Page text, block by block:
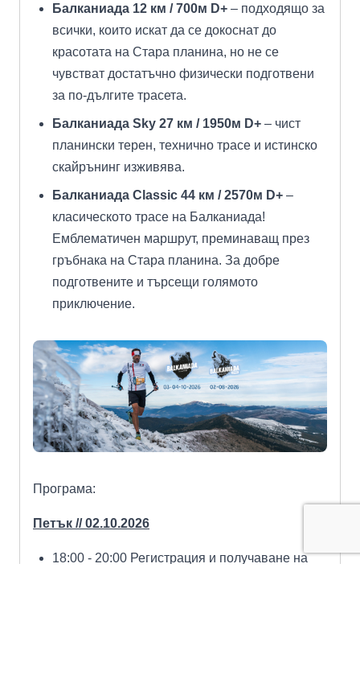
Балканиада 12 км / 700м D+ – подходящо за
всички, които искат да се докоснат до
красотата на Стара планина, но не се
чувстват достатъчно физически подготвени
за по-дългите трасета.
Балканиада Sky 27 км / 1950м D+ – чист
планински терен, технично трасе и истинско
скайрънинг изживява.
Балканиада Classic 44 км / 2570м D+ –
класическото трасе на Балканиада!
Емблематичен маршрут, преминаващ през
гръбнака на Стара планина. За добре
подготвените и търсещи голямото
приключение.
Програма:
Петък // 02.10.2026
18:00 - 20:00 Регистрация и получаване на